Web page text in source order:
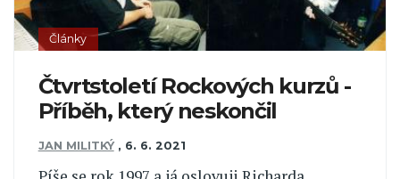
Články
Čtvrtstoletí Rockových kurzů -
Příběh, který neskončil
JAN MILITKÝ , 6. 6. 2021